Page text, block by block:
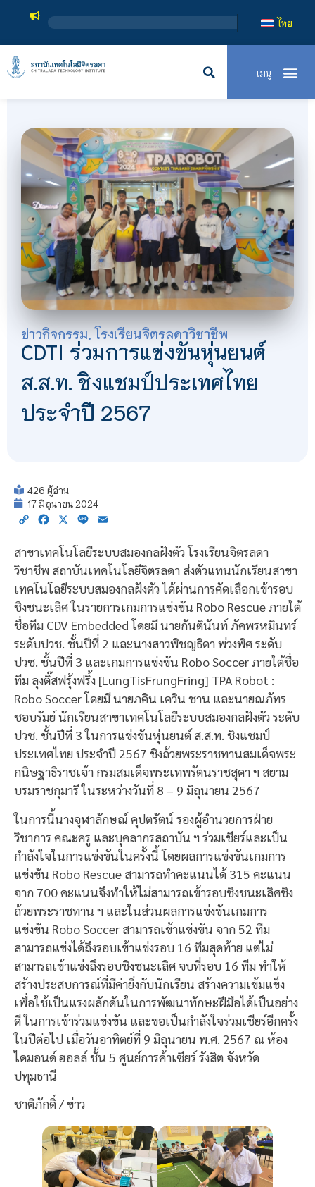
สถาบันเทคโนโล
ไทย
ข่าวกิจกรรม,โรงเรียนจิตรลดาวิชาชีพ
CDTI ร่วมการแข่งขันหุ่นยนต์
ส.ส.ท. ชิงแชมป์ประเทศไทย
ประจำปี 2567
426 ผู้อ่าน
17 มิถุนายน 2024
Copy Facebook
X Line
สาขาเทคโนโลยีระบบสมองกลฝังตัว โรงเรียนจิตรลดา
วิชาชีพ สถาบันเทคโนโลยีจิตรลดา ส่งตัวแทนนักเรียนสาขา
เทคโนโลยีระบบสมองกลฝังตัว ได้ผ่านการคัดเลือกเข้ารอบ
ชิงชนะเลิศ ในรายการเกมการแข่งขัน Robo Rescue ภายใต้
ชื่อทีม CDV Embedded โดยมี นายกันตินันท์ ภัคพรหมินทร์
ระดับปวช. ชั้นปีที่ 2 และนางสาวพิชญธิดา พ่วงพิศ ระดับ
ปวช. ชั้นปีที่ 3 และเกมการแข่งขัน Robo Soccer ภายใต้ชื่อ
ทีม ลุงติ๊สฟรุ้งฟริ้ง [LungTisFrungFring] TPA Robot :
Robo Soccer โดยมี นายภคิน เควิน ชาน และนายณภัทร
ชอบรัมย์ นักเรียนสาขาเทคโนโลยีระบบสมองกลฝังตัว ระดับ
ปวช. ชั้นปีที่ 3 ในการแข่งขันหุ่นยนต์ ส.ส.ท. ชิงแชมป์
ประเทศไทย ประจำปี 2567 ชิงถ้วยพระราชทานสมเด็จพระ
กนิษฐาธิราชเจ้า กรมสมเด็จพระเทพรัตนราชสุดา ฯ สยาม
บรมราชกุมารี ในระหว่างวันที่ 8 – 9 มิถุนายน 2567
ในการนี้นางจุฬาลักษณ์ คุปตรัตน์ รองผู้อำนวยการฝ่าย
วิชาการ คณะครู และบุคลากรสถาบัน ฯ ร่วมเชียร์และเป็น
กำลังใจในการแข่งขันในครั้งนี้ โดยผลการแข่งขันเกมการ
แข่งขัน Robo Rescue สามารถทำคะแนนได้ 315 คะแนน
จาก 700 คะแนนจึงทำให้ไม่สามารถเข้ารอบชิงชนะเลิศชิง
ถ้วยพระราชทาน ฯ และในส่วนผลการแข่งขันเกมการ
แข่งขัน Robo Soccer สามารถเข้าแข่งขัน จาก 52 ทีม
สามารถแข่งได้ถึงรอบเข้าแข่งรอบ 16 ทีมสุดท้าย แต่ไม่
สามารถเข้าแข่งถึงรอบชิงชนะเลิศ จบที่รอบ 16 ทีม ทำให้
สร้างประสบการณ์ที่มีค่ายิ่งกับนักเรียน สร้างความเข้มแข็ง
เพื่อใช้เป็นแรงผลักดันในการพัฒนาทักษะฝีมือได้เป็นอย่าง
ดี ในการเข้าร่วมแข่งขัน และขอเป็นกำลังใจร่วมเชียร์อีกครั้ง
ในปีต่อไป เมื่อวันอาทิตย์ที่ 9 มิถุนายน พ.ศ. 2567 ณ ห้อง
ไดมอนด์ ฮอลล์ ชั้น 5 ศูนย์การค้าเซียร์ รังสิต จังหวัด
ปทุมธานี
ชาติภักดิ์ / ข่าว